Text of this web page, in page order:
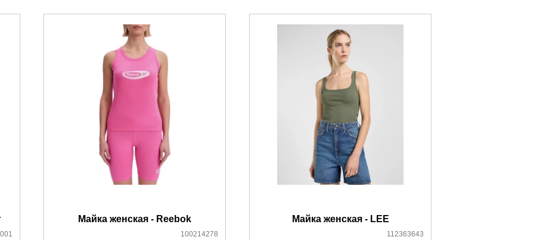
с Почтой Росии и СДЭК.
ознакомиться
Майка женская - Reebok
100214278
Майка женская - LEE
112363643